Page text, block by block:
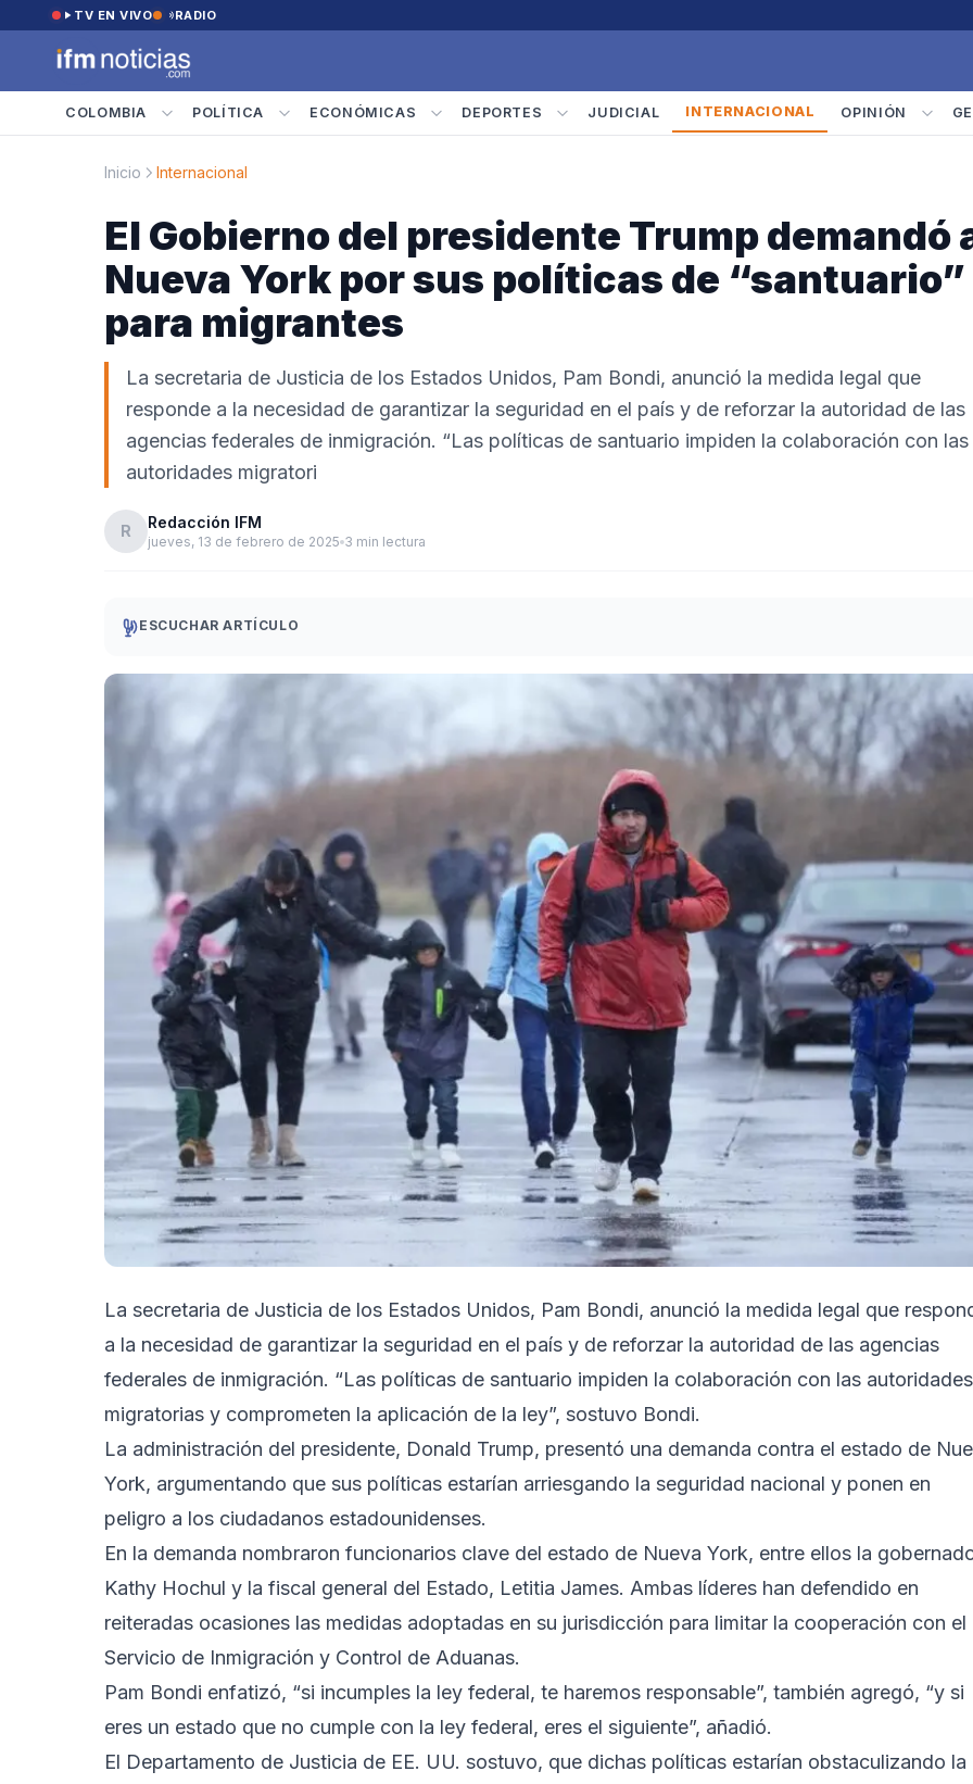
Saltar al contenido
TV EN VIVO RADIO
COLOMBIA POLÍTICA ECONÓMICAS DEPORTES JUDICIAL INTERNACIONAL OPINIÓN
Inicio Internacional
El Gobierno del presidente Trump demandó
Nueva York por sus políticas de “santuario”
para migrantes
La secretaria de Justicia de los Estados Unidos, Pam Bondi, anunció la medida legal que
responde a la necesidad de garantizar la seguridad en el país y de reforzar la autoridad de las
agencias federales de inmigración. “Las políticas de santuario impiden la colaboración con las
autoridades migratori
R Redacción IFM
jueves, 13 de febrero de 2025 3 min lectura
ESCUCHAR ARTÍCULO
La secretaria de Justicia de los Estados Unidos, Pam Bondi, anunció la medida legal que
a la necesidad de garantizar la seguridad en el país y de reforzar la autoridad de las agencias
federales de inmigración. “Las políticas de santuario impiden la colaboración con las autoridades
migratorias y comprometen la aplicación de la ley”, sostuvo Bondi.
La administración del presidente, Donald Trump, presentó una demanda contra el estado de
York, argumentando que sus políticas estarían arriesgando la seguridad nacional y ponen en
peligro a los ciudadanos estadounidenses.
En la demanda nombraron funcionarios clave del estado de Nueva York, entre ellos la
Kathy Hochul y la fiscal general del Estado, Letitia James. Ambas líderes han defendido en
reiteradas ocasiones las medidas adoptadas en su jurisdicción para limitar la cooperación con el
Servicio de Inmigración y Control de Aduanas.
Pam Bondi enfatizó, “si incumples la ley federal, te haremos responsable”, también agregó, “y si
eres un estado que no cumple con la ley federal, eres el siguiente”, añadió.
El Departamento de Justicia de EE. UU. sostuvo, que dichas políticas estarían obstaculizando la